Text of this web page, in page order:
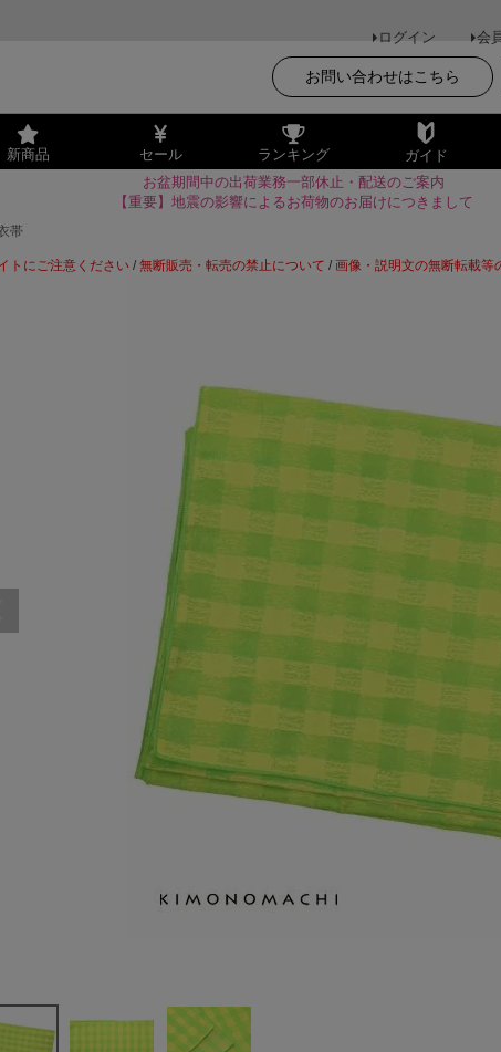
ログイン
会
お問い合わせはこちら
新商品 セール ランキング ガイド
お盆期間中の出荷業務一部休止・配送のご案内
【重要】地震の影響によるお荷物のお届けにつきまして
帯
トにご注意ください / 無断販売・転売の禁止について / 画像・説明文の無断転載等